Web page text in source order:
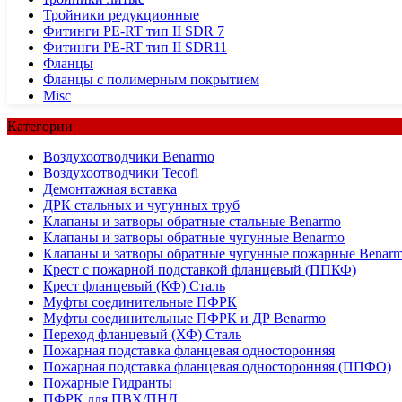
Тройники редукционные
Фитинги PE-RT тип II SDR 7
Фитинги PE-RT тип II SDR11
Фланцы
Фланцы с полимерным покрытием
Misc
Категории
Воздухоотводчики Benarmo
Воздухоотводчики Tecofi
Демонтажная вставка
ДРК стальных и чугунных труб
Клапаны и затворы обратные стальные Benarmo
Клапаны и затворы обратные чугунные Benarmo
Клапаны и затворы обратные чугунные пожарные
Крест с пожарной подставкой фланцевый (ППКФ)
Крест фланцевый (КФ) Сталь
Муфты соединительные ПФРК
Муфты соединительные ПФРК и ДР Benarmo
Переход фланцевый (ХФ) Сталь
Пожарная подставка фланцевая односторонняя
Пожарная подставка фланцевая односторонняя (ППФО)
Пожарные Гидранты
ПФРК для ПВХ/ПНД